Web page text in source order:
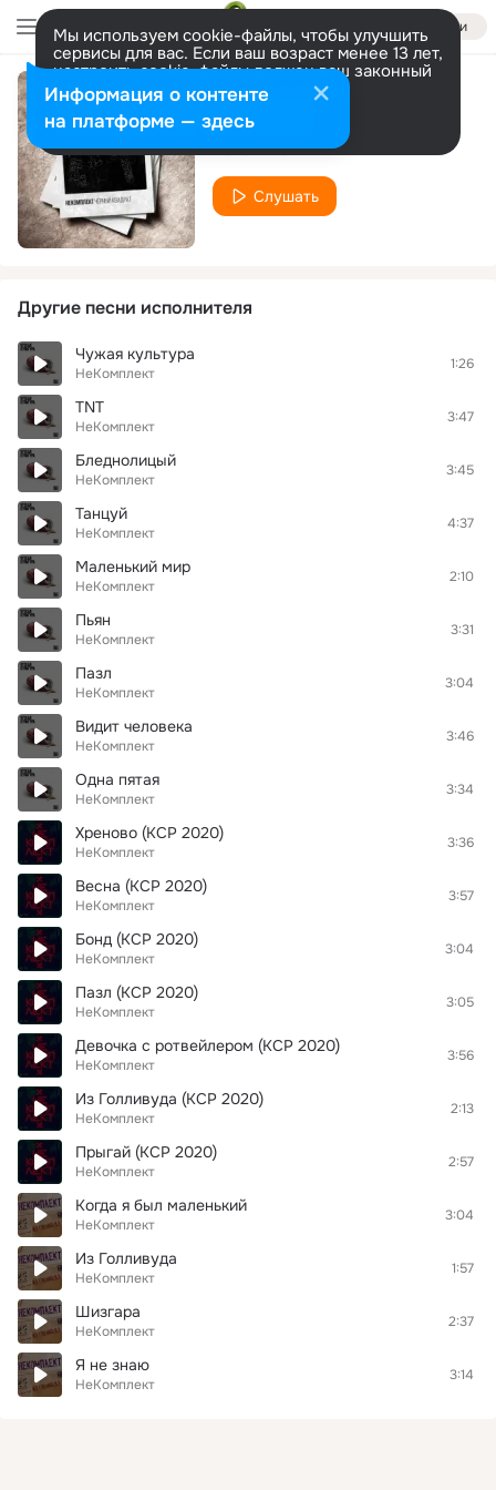
Войти
Мы используем cookie-файлы, чтобы улучшить
сервисы для вас. Если ваш возраст менее 13 лет,
настроить cookie-файлы должен ваш законный
представитель. Больше информации
Разрешить все Настроить
Чёрный квадрат
НеКомплект
Слушать
Другие песни исполнителя
Чужая культура
НеКомплект
1:26
TNT
НеКомплект
3:47
Бледнолицый
НеКомплект
3:45
Танцуй
НеКомплект
4:37
Маленький мир
НеКомплект
2:10
Пьян
НеКомплект
3:31
Пазл
НеКомплект
3:04
Видит человека
НеКомплект
3:46
Одна пятая
НеКомплект
3:34
Хреново (КСР 2020)
НеКомплект
3:36
Весна (КСР 2020)
НеКомплект
3:57
Бонд (КСР 2020)
НеКомплект
3:04
Пазл (КСР 2020)
НеКомплект
3:05
Девочка с ротвейлером (КСР 2020)
НеКомплект
3:56
Из Голливуда (КСР 2020)
НеКомплект
2:13
Прыгай (КСР 2020)
НеКомплект
2:57
Когда я был маленький
НеКомплект
3:04
Из Голливуда
НеКомплект
1:57
Шизгара
НеКомплект
2:37
Я не знаю
НеКомплект
3:14
Информация о контенте
на платформе — здесь